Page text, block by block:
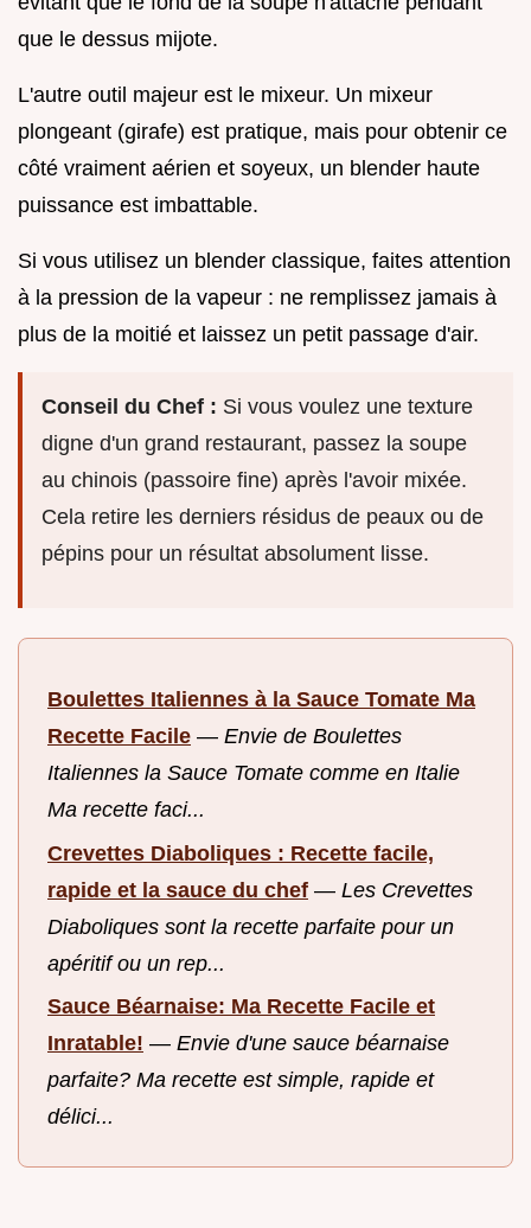
que le dessus mijote.
L'autre outil majeur est le mixeur. Un mixeur
plongeant (girafe) est pratique, mais pour obtenir ce
côté vraiment aérien et soyeux, un blender haute
puissance est imbattable.
Si vous utilisez un blender classique, faites attention
à la pression de la vapeur : ne remplissez jamais à
plus de la moitié et laissez un petit passage d'air.
Conseil du Chef : Si vous voulez une texture
digne d'un grand restaurant, passez la soupe
au chinois (passoire fine) après l'avoir mixée.
Cela retire les derniers résidus de peaux ou de
pépins pour un résultat absolument lisse.
Boulettes Italiennes à la Sauce Tomate Ma
Recette Facile — Envie de Boulettes
Italiennes la Sauce Tomate comme en Italie
Ma recette faci...
Crevettes Diaboliques : Recette facile,
rapide et la sauce du chef — Les Crevettes
Diaboliques sont la recette parfaite pour un
apéritif ou un rep...
Sauce Béarnaise: Ma Recette Facile et
Inratable! — Envie d'une sauce béarnaise
parfaite? Ma recette est simple, rapide et
délici...